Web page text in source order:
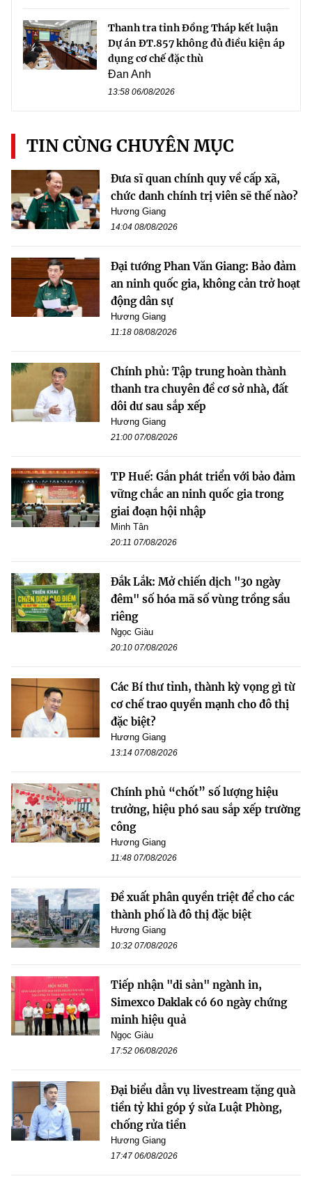
Thanh tra tỉnh Đồng Tháp kết luận
Dự án ĐT.857 không đủ điều kiện áp
dụng cơ chế đặc thù
Đan Anh
13:58 06/08/2026
TIN CÙNG CHUYÊN MỤC
Đưa sĩ quan chính quy về cấp xã,
chức danh chính trị viên sẽ thế nào?
Hương Giang
14:04 08/08/2026
Đại tướng Phan Văn Giang: Bảo đảm
an ninh quốc gia, không cản trở hoạt
động dân sự
Hương Giang
11:18 08/08/2026
Chính phủ: Tập trung hoàn thành
thanh tra chuyên đề cơ sở nhà, đất
dôi dư sau sắp xếp
Hương Giang
21:00 07/08/2026
TP Huế: Gắn phát triển với bảo đảm
vững chắc an ninh quốc gia trong
giai đoạn hội nhập
Minh Tân
20:11 07/08/2026
Đắk Lắk: Mở chiến dịch "30 ngày
đêm" số hóa mã số vùng trồng sầu
riêng
Ngọc Giàu
20:10 07/08/2026
Các Bí thư tỉnh, thành kỳ vọng gì từ
cơ chế trao quyền mạnh cho đô thị
đặc biệt?
Hương Giang
13:14 07/08/2026
Chính phủ “chốt” số lượng hiệu
trưởng, hiệu phó sau sắp xếp trường
công
Hương Giang
11:48 07/08/2026
Đề xuất phân quyền triệt để cho các
thành phố là đô thị đặc biệt
Hương Giang
10:32 07/08/2026
Tiếp nhận "di sản" ngành in,
Simexco Daklak có 60 ngày chứng
minh hiệu quả
Ngọc Giàu
17:52 06/08/2026
Đại biểu dẫn vụ livestream tặng quà
tiền tỷ khi góp ý sửa Luật Phòng,
chống rửa tiền
Hương Giang
17:47 06/08/2026